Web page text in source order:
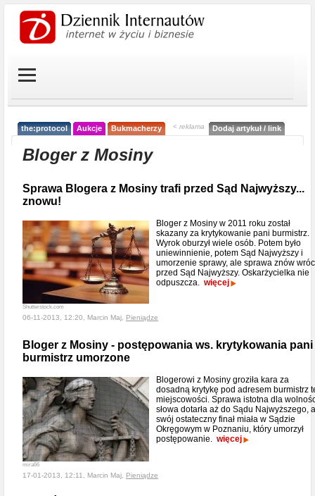
the:protocol Aukcje Bukmacherzy < reklama Dodaj artykuł / link
Bloger z Mosiny
Sprawa Blogera z Mosiny trafi przed Sąd Najwyższy...
znowu!
Shutterstock.com
Bloger z Mosiny w 2011 roku został
skazany za krytykowanie pani burmistrz.
Wyrok oburzył wiele osób. Potem było
uniewinnienie, potem Sąd Najwyższy i
umorzenie sprawy, ale sprawa znów
przed Sąd Najwyższy. Oskarżycielka nie
odpuszcza. więcej
06-11-2013, 12:20, Marcin Maj, Pieniądze
Bloger z Mosiny - postępowania ws. krytykowania pani
burmistrz umorzone
mira66
Blogerowi z Mosiny groziła kara za
dosadną krytykę pod adresem burmistrz
miejscowości. Sprawa istotna dla
słowa dotarła aż do Sądu Najwyższego, a
swój ostateczny finał miała w Sądzie
Okręgowym w Poznaniu, który umorzył
postępowanie. więcej
17-01-2013, 12:11, Marcin Maj, Pieniądze